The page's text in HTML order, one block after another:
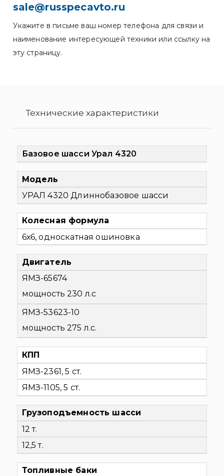
sale@russpecavto.ru
Укажите в письме ваш номер телефона для связи и
наименование интересующей техники или ссылку на
эту страницу.
Технические характеристики
Базовое шасси Урал 4320
Модель
УРАЛ 4320 Длиннобазовое шасси
Колесная формула
6х6, односкатная ошиновка
Двигатель
ЯМЗ-65674
мощность 230 л.с
ЯМЗ-53623-10
мощность 275 л.с.
КПП
ЯМЗ-2361, 5 ст.
ЯМЗ-1105, 5 ст.
Грузоподъемность шасси
12 т.
12,5 т.
Топливные баки